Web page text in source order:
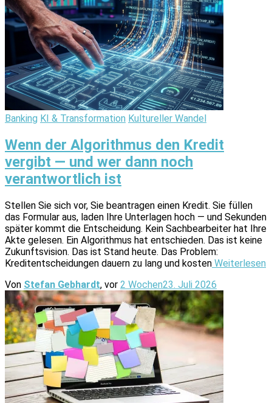
Banking KI & Transformation Kultureller Wandel
Wenn der Algorithmus den Kredit
vergibt — und wer dann noch
verantwortlich ist
Stellen Sie sich vor, Sie beantragen einen Kredit. Sie füllen
das Formular aus, laden Ihre Unterlagen hoch — und Sekunden
später kommt die Entscheidung. Kein Sachbearbeiter hat Ihre
Akte gelesen. Ein Algorithmus hat entschieden. Das ist keine
Zukunftsvision. Das ist Stand heute. Das Problem:
Kreditentscheidungen dauern zu lang und kosten Weiterlesen
Von Stefan Gebhardt, vor 2 Wochen23. Juli 2026